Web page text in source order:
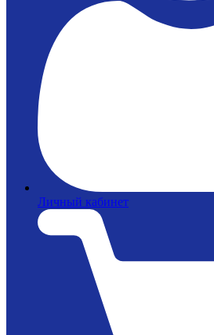
Личный кабинет